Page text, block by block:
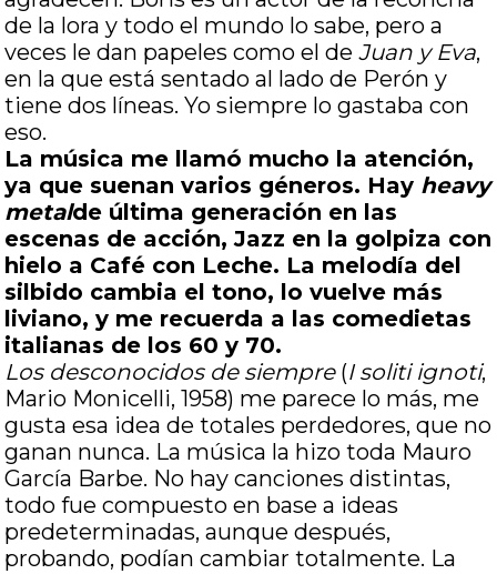
de la lora y todo el mundo lo sabe, pero a
veces le dan papeles como el deJuan y Eva,
en la que está sentado al lado de Perón y
tiene dos líneas. Yo siempre lo gastaba con
eso.
La música me llamó mucho la atención,
ya que suenan varios géneros. Hay heavy
metalde última generación en las
escenas de acción, Jazz en la golpiza con
hielo a Café con Leche. La melodía del
silbido cambia el tono, lo vuelve más
liviano, y me recuerda a las comedietas
italianas de los 60 y 70.
Los desconocidos de siempre(I soliti ignoti,
Mario Monicelli, 1958) me parece lo más, me
gusta esa idea de totales perdedores, que no
ganan nunca. La música la hizo toda Mauro
García Barbe. No hay canciones distintas,
todo fue compuesto en base a ideas
predeterminadas, aunque después,
probando, podían cambiar totalmente. La